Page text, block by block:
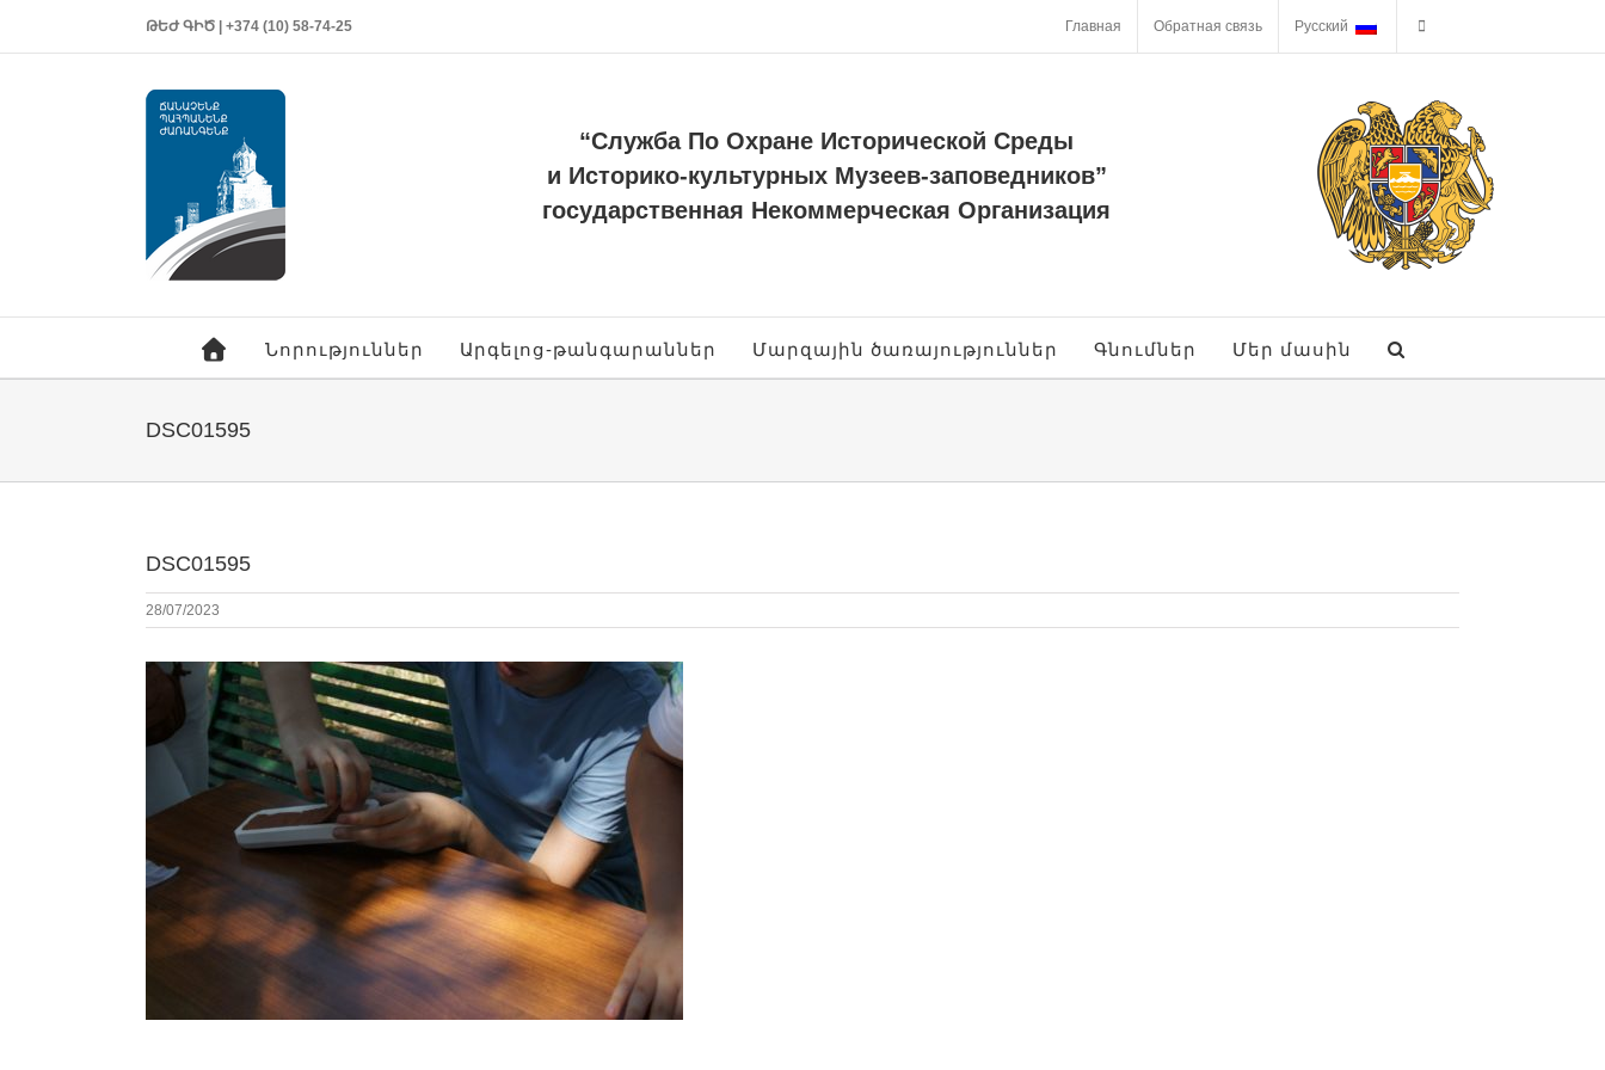
ԹԵԺ ԳԻԾ | +374 (10) 58-74-25 Главная Обратная связь Русский
“Служба По Охране Исторической Среды
и Историко-культурных Музеев-заповедников”
государственная Некоммерческая Организация
Նորություններ Արգելոց-թանգարաններ Մարզային ծառայություններ Գնումներ Մեր մասին
DSC01595
DSC01595
28/07/2023